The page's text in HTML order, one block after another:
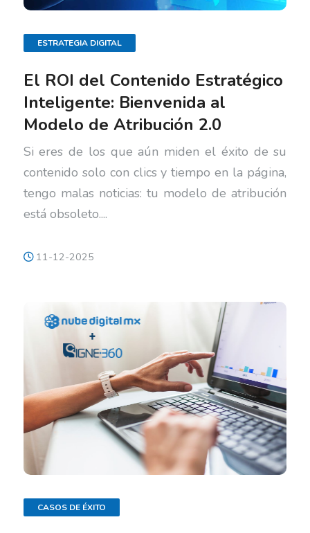
ESTRATEGIA DIGITAL
El ROI del Contenido Estratégico
Inteligente: Bienvenida al
Modelo de Atribución 2.0
Si eres de los que aún miden el éxito de su
contenido solo con clics y tiempo en la página,
tengo malas noticias: tu modelo de atribución
está obsoleto....
11-12-2025
CASOS DE ÉXITO